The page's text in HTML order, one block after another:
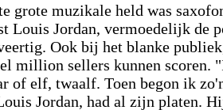
grote muzikale held was
Louis Jordan, vermoedelijk de
Ook bij het blanke
million sellers kunnen scoren.
of elf, twaalf. Toen begon ik
Jordan, had al zijn platen.